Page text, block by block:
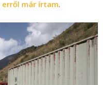
erről már írtam.